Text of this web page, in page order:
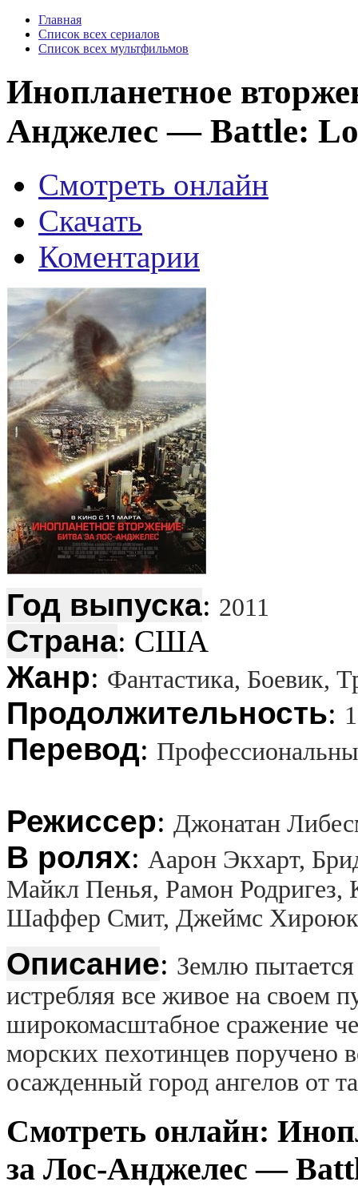
Главная
Список всех сериалов
Список всех мультфильмов
Инопланетное
Анджелес — Battle:
Смотреть онлайн
Скачать
Коментарии
Год выпуска: 2011
Страна: США
Жанр: Фантастика, Боевик,
Продолжительность:
Перевод:
Режиссер: Джонатан
В ролях: Аарон Экхарт,
Майкл Пенья, Рамон
Шаффер Смит, Джеймс
Описание: Землю пытается
истребляя все живое на своем
широкомасштабное сражение
морских пехотинцев поручено
осажденный город ангелов от
Смотреть онлайн:
за Лос-Анджелес —